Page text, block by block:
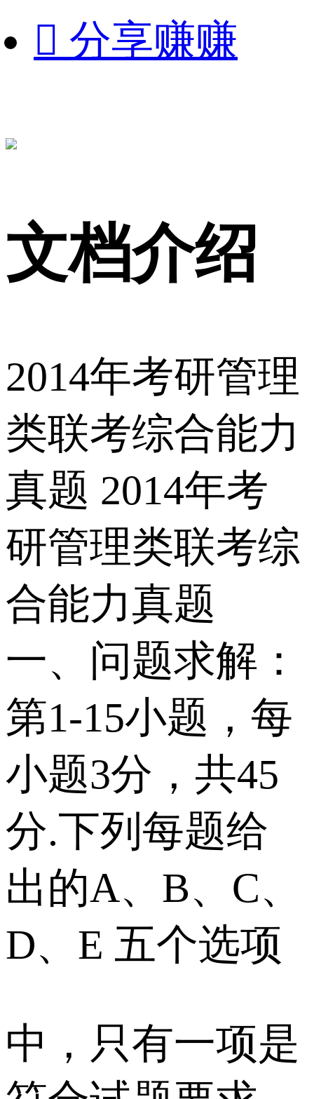
 分享赚赚
文档介绍
2014年考研管理
类联考综合能力
真题 2014年考
研管理类联考综
合能力真题
一、问题求解：
第1-15小题，每
小题3分，共45
分.下列每题给
出的A、B、C、
D、E 五个选项
中，只有一项是